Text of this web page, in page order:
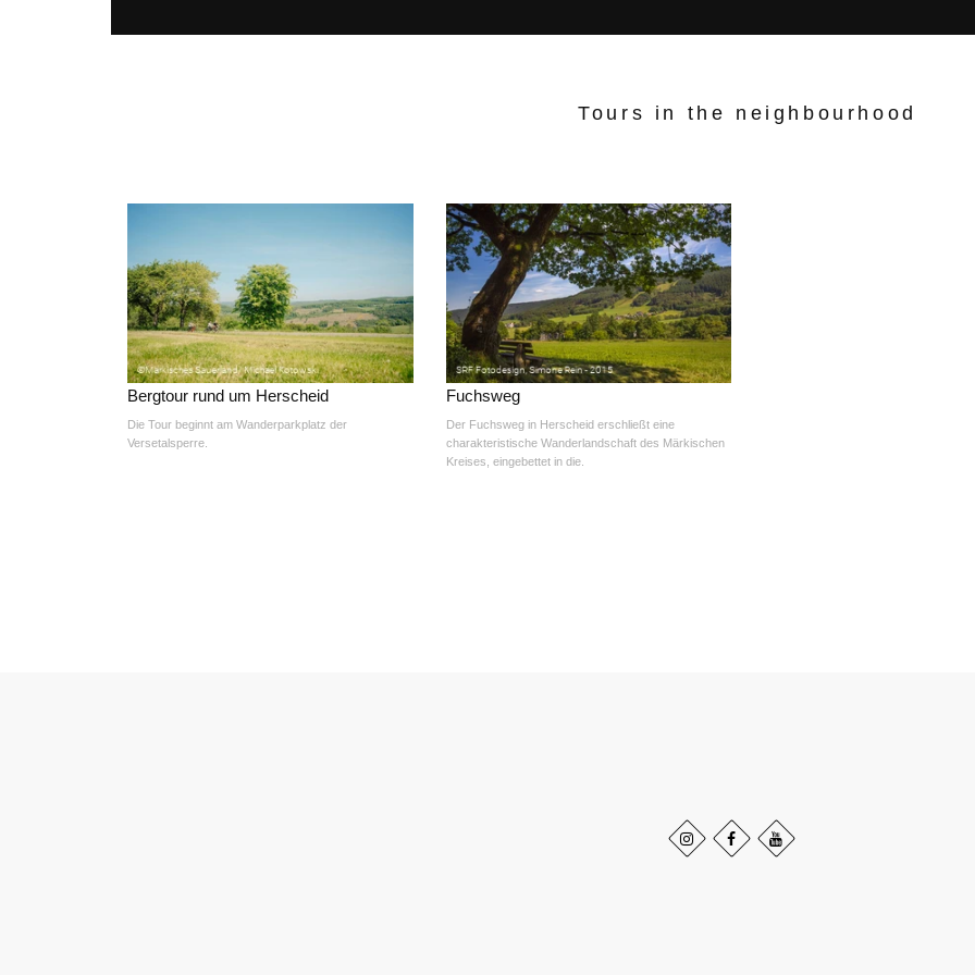
Tours in the neighbourhood
Bergtour rund um Herscheid
Die Tour beginnt am Wanderparkplatz der
Versetalsperre.
Fuchsweg
Der Fuchsweg in Herscheid erschließt eine
charakteristische Wanderlandschaft des Märkischen
Kreises, eingebettet in die.